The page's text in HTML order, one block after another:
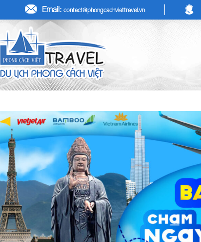
Email: contact@phongcachviettravel.vn